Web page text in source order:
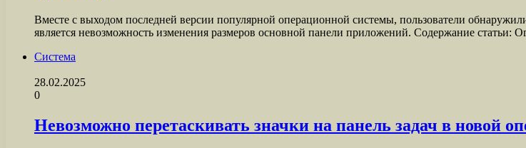
Вместе с выходом последней версии популярной операционной системы, пользователи
является невозможность изменения размеров основной панели приложений. Содержание статьи:
Система
28.02.2025
0
Невозможно перетаскивать значки на панель задач в новой